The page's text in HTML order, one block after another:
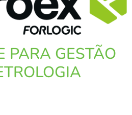
PARA GESTÃO